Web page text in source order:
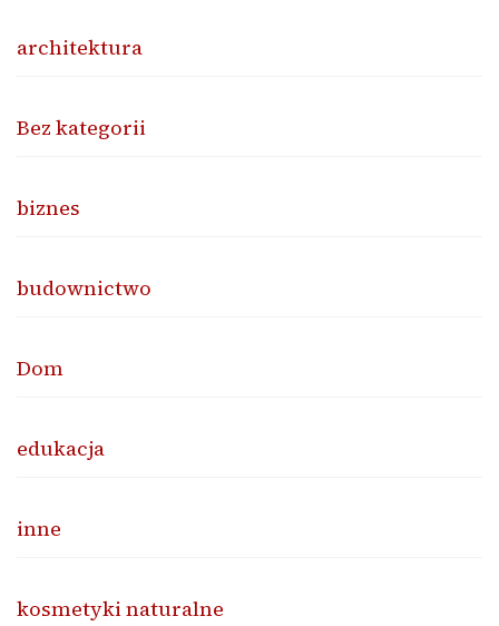
architektura
Bez kategorii
biznes
budownictwo
Dom
edukacja
inne
kosmetyki naturalne